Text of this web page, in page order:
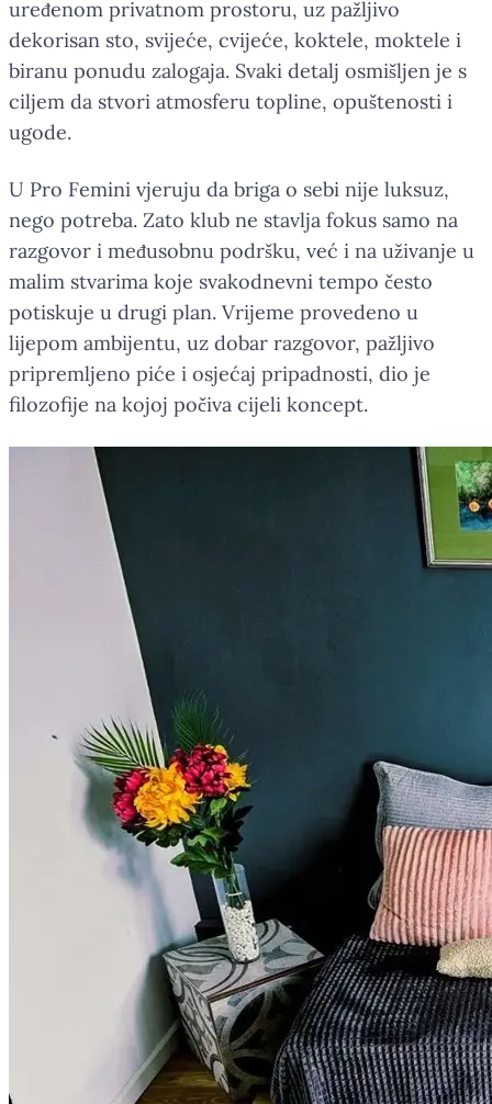
uređenom privatnom prostoru, uz pažljivo
dekorisan sto, svijeće, cvijeće, koktele, moktele i
biranu ponudu zalogaja. Svaki detalj osmišljen je s
ciljem da stvori atmosferu topline, opuštenosti i
ugode.
U Pro Femini vjeruju da briga o sebi nije luksuz,
nego potreba. Zato klub ne stavlja fokus samo na
razgovor i međusobnu podršku, već i na uživanje u
malim stvarima koje svakodnevni tempo često
potiskuje u drugi plan. Vrijeme provedeno u
lijepom ambijentu, uz dobar razgovor, pažljivo
pripremljeno piće i osjećaj pripadnosti, dio je
filozofije na kojoj počiva cijeli koncept.